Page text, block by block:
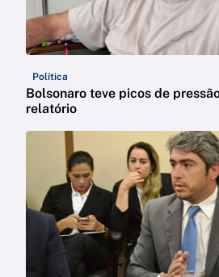
Política
Bolsonaro teve picos de
relatório